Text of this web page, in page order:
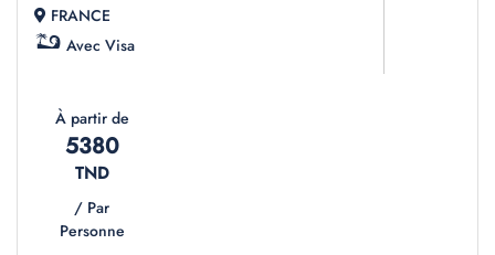
FRANCE
Avec Visa
À partir de
5380
TND
/ Par
Personne